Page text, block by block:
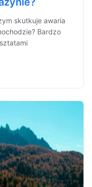
skutkuje awaria
Bardzo